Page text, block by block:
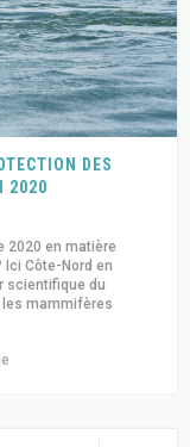
DES
2020
2020 en matière
Côte-Nord en
scientifique du
les mammifères